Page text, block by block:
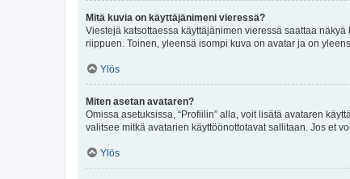
Mitä kuvia on käyttäjänimeni vieressä?
Viestejä katsottaessa käyttäjänimen vieressä saattaa
riippuen. Toinen, yleensä isompi kuva on avatar ja on
Ylös
Miten asetan avataren?
Omissa asetuksissa, “Profiilin” alla, voit lisätä avataren
valitsee mitkä avatarien käyttöönottotavat sallitaan. Jos et
Ylös